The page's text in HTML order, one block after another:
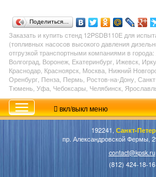
Поделиться…
Заказать и купить стенд 12PSDB110E для
(топливных насосов высокого давления
отгрузкой транспортными компаниями в города:
Волгоград, Воронеж, Екатеринбург, Ижевск,
Краснодар, Красноярск, Москва, Нижний
Оренбург, Пенза, Пермь, Ростов-на-Дону,
Тюмень, Уфа, Чебоксары, Челябинск,
вкл/выкл меню
192241, Санкт-
пр. Александровской Фермы,
contact@kpsk.ru
(812) 424-18-16